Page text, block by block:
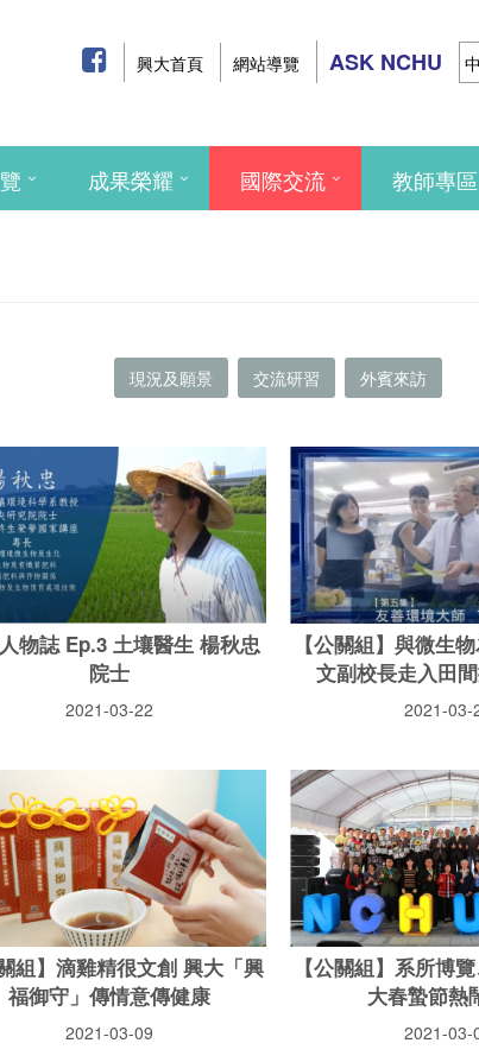
興大首頁 網站導覽 ASK NCHU 中
成果榮耀 國際交流 教師專區
現況及願景 交流研習 外賓來訪
物誌 Ep.3 土壤醫生 楊秋忠
院士
2021-03-22
【公關組】與微生
文副校長走入田
2021-03-
關組】滴雞精很文創 興大「興
福御守」傳情意傳健康
2021-03-09
【公關組】系所博
大春蟄節熱
2021-03-